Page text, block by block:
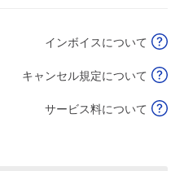
0:00～24:00
空き1
インボイスについて
キャンセル規定について
サービス料について